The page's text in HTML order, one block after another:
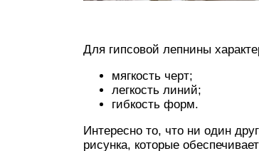
Для гипсовой лепнины
мягкость черт;
легкость линий;
гибкость форм.
Интересно то, что ни один
рисунка, которые